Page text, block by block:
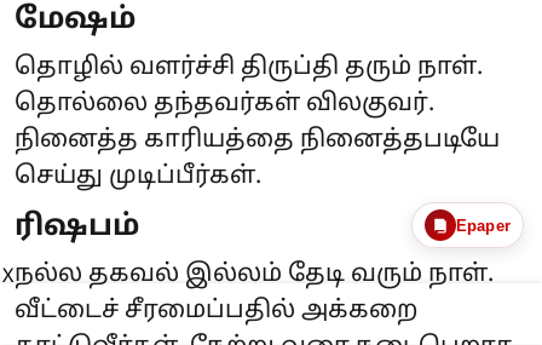
மேஷம்
தொழில் வளர்ச்சி திருப்தி தரும் நாள்.
தொல்லை தந்தவர்கள் விலகுவர்.
நினைத்த காரியத்தை நினைத்தபடியே
செய்து முடிப்பீர்கள்.
ரிஷபம்
நல்ல தகவல் இல்லம் தேடி வரும் நாள்.
வீட்டைச் சீரமைப்பதில் அக்கறை
Epaper
X